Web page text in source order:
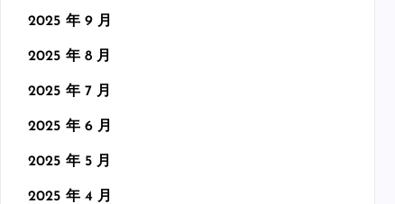
2025 年 9 月
2025 年 8 月
2025 年 7 月
2025 年 6 月
2025 年 5 月
2025 年 4 月